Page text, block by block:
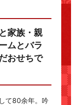
家族・親
ムとバラ
おせちで
て80余年。吟